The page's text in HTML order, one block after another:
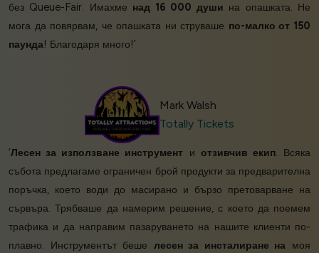
без Queue-Fair. Имахме над 16 000 души на опашката. Не
мога да повярвам, че опашката ни струваше по-малко от 150
паунда! Благодаря много!’
Mark Walsh
Totally Tickets
‘Лесен за използване инструмент и отзивчив екип. Всяка
събота предлагаме ограничен брой продукти за предварителна
поръчка, което води до масирано и бързо претоварване на
сървъра. Трябваше да намерим решение, с което да поемем
трафика и да направим пазаруването на нашите клиенти по-
плавно. Инструментът беше лесен за инсталиране на моя